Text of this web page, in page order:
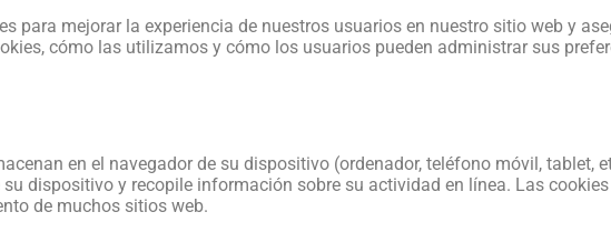
para mejorar la experiencia de nuestros usuarios en nuestro sitio web y
cómo las utilizamos y cómo los usuarios pueden administrar sus
en el navegador de su dispositivo (ordenador, teléfono móvil, tablet,
dispositivo y recopile información sobre su actividad en línea. Las
de muchos sitios web.